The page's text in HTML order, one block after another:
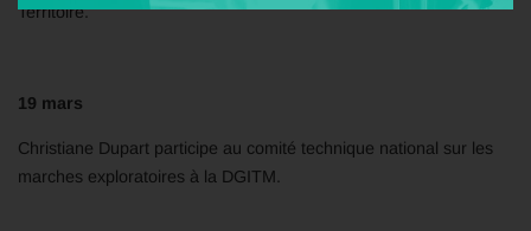
Territoire.
19 mars
Christiane Dupart participe au comité technique national sur les
marches exploratoires à la DGITM.